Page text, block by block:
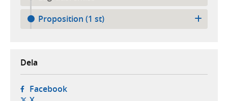
Proposition (1 st)
Dela
Facebook- öppnas i ny flik, extern webbplats,